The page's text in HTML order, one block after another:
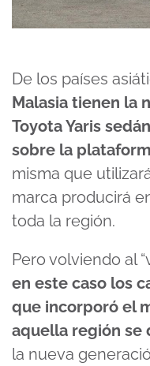
De los países
Malasia tienen la
Toyota Yaris
sobre la
misma que
marca producirá
toda la región.
Pero volviendo al
en este caso los
que incorporó el
aquella región se
la nueva